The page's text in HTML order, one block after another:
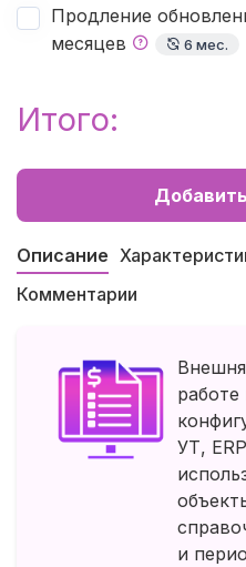
Продление
месяцев
6 мес.
Итого:
Описание
Комментарии
УТ,
и